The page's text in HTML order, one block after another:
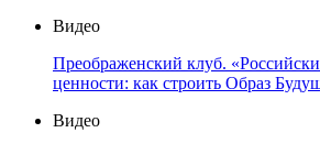
Видео
Преображенский клуб.
ценности: как строить Образ
Видео